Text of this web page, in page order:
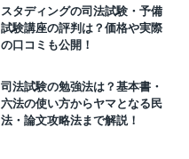
スタディングの司法試験・予備
試験講座の評判は？価格や実際
の口コミも公開！
司法試験の勉強法は？基本書・
六法の使い方からヤマとなる民
法・論文攻略法まで解説！